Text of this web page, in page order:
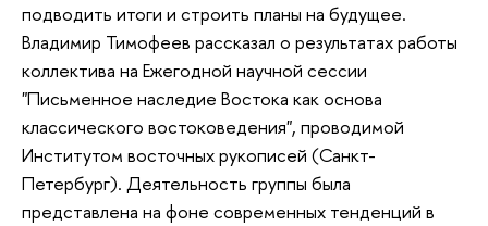
подводить итоги и строить планы на будущее.
Владимир Тимофеев рассказал о результатах работы
коллектива на Ежегодной научной сессии
"Письменное наследие Востока как основа
классического востоковедения", проводимой
Институтом восточных рукописей (Санкт-
Петербург). Деятельность группы была
представлена на фоне современных тенденций в